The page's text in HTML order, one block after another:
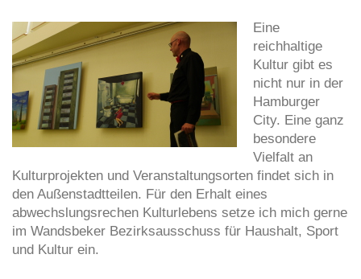
Eine
reichhaltige
Kultur gibt es
nicht nur in der
Hamburger
City. Eine ganz
besondere
Vielfalt an
Kulturprojekten und Veranstaltungsorten findet sich in
den Außenstadtteilen. Für den Erhalt eines
abwechslungsrechen Kulturlebens setze ich mich gerne
im Wandsbeker Bezirksausschuss für Haushalt, Sport
und Kultur ein.